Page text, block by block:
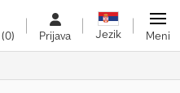
(0) Prijava Jezik Meni